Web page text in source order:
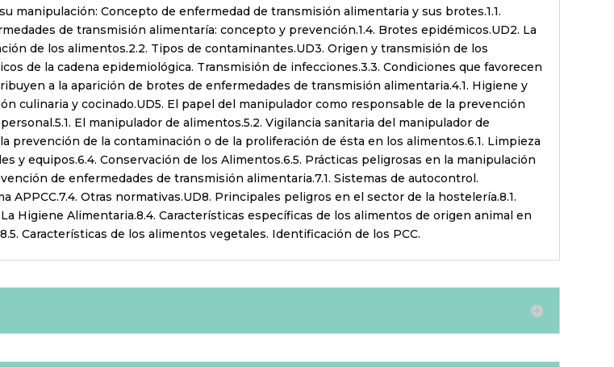
manipulación: Concepto de enfermedad de transmisión alimentaria y sus brotes.1.1.
de transmisión alimentaría: concepto y prevención.1.4. Brotes epidémicos.UD2. La
de los alimentos.2.2. Tipos de contaminantes.UD3. Origen y transmisión de los
de la cadena epidemiológica. Transmisión de infecciones.3.3. Condiciones que favorecen
a la aparición de brotes de enfermedades de transmisión alimentaria.4.1. Higiene y
culinaria y cocinado.UD5. El papel del manipulador como responsable de la prevención
El manipulador de alimentos.5.2. Vigilancia sanitaria del manipulador de
prevención de la contaminación o de la proliferación de ésta en los alimentos.6.1. Limpieza
y equipos.6.4. Conservación de los Alimentos.6.5. Prácticas peligrosas en la manipulación
de enfermedades de transmisión alimentaria.7.1. Sistemas de autocontrol.
APPCC.7.4. Otras normativas.UD8. Principales peligros en el sector de la hostelería.8.1.
Higiene Alimentaria.8.4. Características específicas de los alimentos de origen animal en
Características de los alimentos vegetales. Identificación de los PCC.